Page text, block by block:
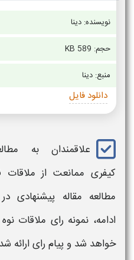
نویسنده: دینا
حجم: 589 KB
منبع: دینا
دانلود فایل
علاقمندان به
کیفری ممانعت از ملاقات
مطالعه مقاله پیشنهادی
ادامه، نمونه رای ملاقات
خواهد شد و پیام رای ارائه